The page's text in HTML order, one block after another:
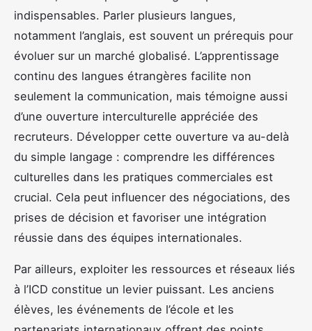
indispensables. Parler plusieurs langues,
notamment l’anglais, est souvent un prérequis pour
évoluer sur un marché globalisé. L’apprentissage
continu des langues étrangères facilite non
seulement la communication, mais témoigne aussi
d’une ouverture interculturelle appréciée des
recruteurs. Développer cette ouverture va au-delà
du simple langage : comprendre les différences
culturelles dans les pratiques commerciales est
crucial. Cela peut influencer des négociations, des
prises de décision et favoriser une intégration
réussie dans des équipes internationales.
Par ailleurs, exploiter les ressources et réseaux liés
à l’ICD constitue un levier puissant. Les anciens
élèves, les événements de l’école et les